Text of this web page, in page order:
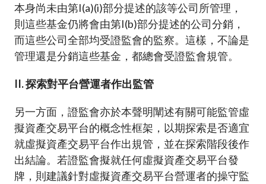
本身尚未由第I(a)(i)部分提述的該等公司所管理，
則這些基金仍將會由第I(b)部分提述的公司分銷，
而這些公司全部均受證監會的監察。這樣，不論是
管理還是分銷這些基金，都總會受證監會規管。
II. 探索對平台營運者作出監管
另一方面，證監會亦於本聲明闡述有關可能監管虛
擬資產交易平台的概念性框架，以期探索是否適宜
就虛擬資產交易平台作出規管，並在探索階段後作
出結論。若證監會擬就任何虛擬資產交易平台發
牌，則建議針對虛擬資產交易平台營運者的操守監